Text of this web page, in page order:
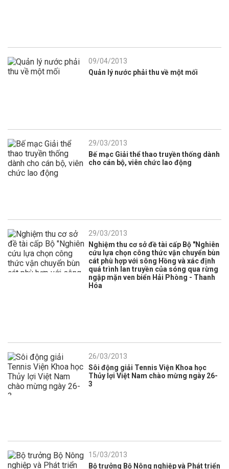
09/04/2013
Quản lý nước phải thu về một mối
29/03/2013
Bế mạc Giải thể thao truyền thống dành
cho cán bộ, viên chức lao động
29/03/2013
Nghiệm thu cơ sở đề tài cấp Bộ "Nghiên
cứu lựa chọn công thức vận chuyển bùn
cát phù hợp với sông Hồng và xác định
quá trình lan truyền của sóng qua rừng
ngập mặn ven biển Hải Phòng - Thanh
Hóa
26/03/2013
Sôi động giải Tennis Viện Khoa học
Thủy lợi Việt Nam chào mừng ngày 26-
3
15/03/2013
Bộ trưởng Bộ Nông nghiệp và Phát triển